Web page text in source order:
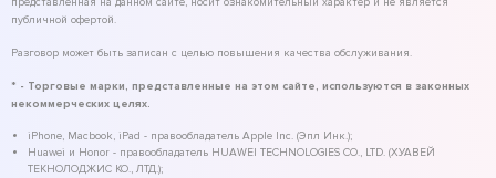
представленная на данном сайте, носит ознакомительный характер и не является
публичной офертой.
Разговор может быть записан с целью повышения качества обслуживания.
* - Торговые марки, представленные на этом сайте, используются в законных
некоммерческих целях.
iPhone, Macbook, iPad - правообладатель Apple Inc. (Эпл Инк.);
Huawei и Honor - правообладатель HUAWEI TECHNOLOGIES CO., LTD. (ХУАВЕЙ
ТЕКНОЛОДЖИС КО., ЛТД.);